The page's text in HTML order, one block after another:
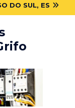
DO SUL, ES